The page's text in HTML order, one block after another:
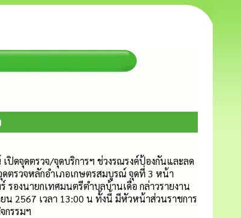
ปิดจุดตรวจ/จุดบริการฯ ช่วงรณรงค์ป้องกันและลด
ตรวจหลักอำเภอเกษตรสมบูรณ์ จุดที่ 3 หน้า
องนายกเทศมนตรีตำบลบ้านเดื่อ กล่าวรายงาน
2567 เวลา 13:00 น ทั้งนี้ มีหัวหน้าส่วนราชการ
กรรมฯ